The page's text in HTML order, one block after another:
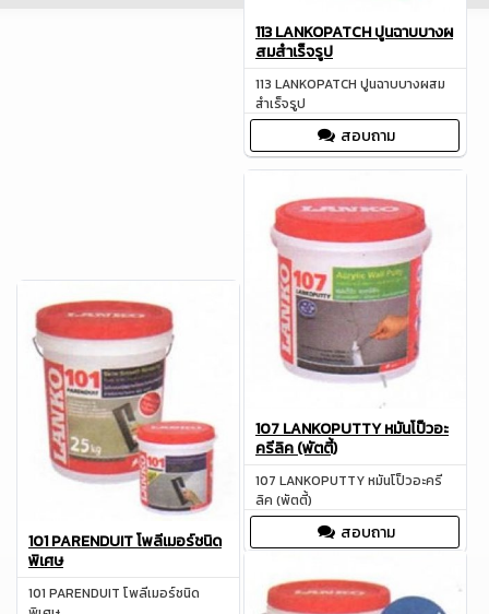
113 LANKOPATCH ปูนฉาบบางผ
สมสำเร็จรูป
113 LANKOPATCH ปูนฉาบบางผสม
สำเร็จรูป
สอบถาม
107 LANKOPUTTY หมันโป็วอะ
ครีลิค (พัตตี้)
107 LANKOPUTTY หมันโป็วอะครี
ลิค (พัตตี้)
สอบถาม
101 PARENDUIT โพลีเมอร์ชนิด
พิเศษ
101 PARENDUIT โพลีเมอร์ชนิด